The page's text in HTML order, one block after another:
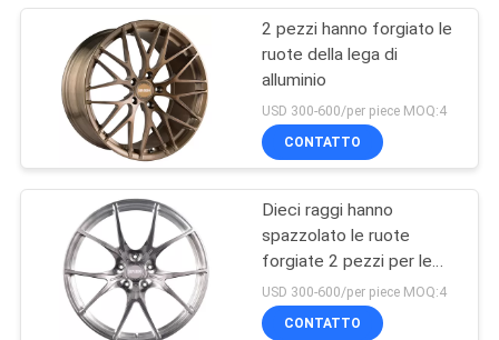
Ruote di MAG di
mercato degli
accessori
orli di 4x4 Off Road
porcellana 5
2 pezzi hanno forgiato le
ruote della lega di
alluminio
USD 300-600/per piece MOQ:4
CONTATTO
Dieci raggi hanno
spazzolato le ruote
forgiate 2 pezzi per le
automobili di lusso
USD 300-600/per piece MOQ:4
CONTATTO